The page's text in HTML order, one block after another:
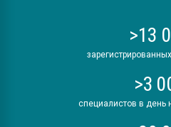
>13
>3
специалистов в